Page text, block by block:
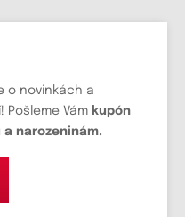
o novinkách a
Pošleme Vám kupón
a narozeninám.